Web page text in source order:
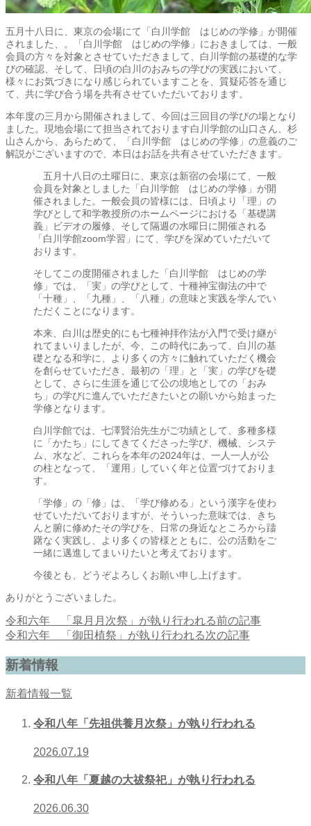
五月十八日に、東京の会場にて「白川学館 はじめの学修」が開催
されました、。「白川学館 はじめの学修」におきましては、一般
会員の方々を対象とさせていただきまして、白川学館の基礎的な学
びの確認、そして、日頃の白川のおみちの学びの実践において、
様々にお気づきになり感じられていますことを、質疑応答を通じ
て、共に学び合う場を共有させていただいております。
本年度の三月から開催されまして、今回は三回目の学びの場となり
ました。現地会場にて担当されております白川学館の山口さん、杉
山さんから、あらためて、「白川学館 はじめの学修」の意義のご
解説がございますので、本日はお話を共有させていただきます。
五月十八日の土曜日に、東京は新宿の会場にて、一般
会員を対象としました「白川学館 はじめの学修」が開
催されました。一般会員の皆様には、日頃より「理」の
学びとして和学教授所のホームページにおける「基礎講
義」ビデオの履修、そして隔週の水曜日に開催される
「白川学館zoom学習」にて、学びを深めていただいて
おります。
そしてこの度開催されました「白川学館 はじめの学
修」では、「実」の学びとして、十種神宝御法の中で
「十種」、「九種」、「八種」の意味と実践を学んでい
ただくことになります。
本来、白川は歴史的にも七種神拝作法が入門で受け継が
れてまいりましたが、今、この時代にあって、白川の基
礎となる和学に、より多くの方々に触れていただく機会
を創らせていただき、最初の「理」と「実」の学びを礎
として、さらに生涯を通じて公の境地としての「おみ
ち」の学びに進んでいただきたいとの願いから始まった
学修となります。
白川学館では、七澤賢治先生がご功績として、多種多様
に「かたち」にしてきてくださった学び、機械、システ
ム、水など、これらを本年の2024年は、一人一人が公
の柱となって、「運用」していく年と位置づけておりま
す。
「学修」の「修」は、「学び修める」という漢字を使わ
せていただいておりますが、そういった意味では、きち
んと腑に修めたその学びを、日常の身近なところから躊
躇なく実践し、より多くの皆様とともに、公の活動をご
一緒に邁進してまいりたいと考えております。
今後とも、どうぞよろしくお願い申し上げます。
ありがとうございました。
令和六年 「皐月月次祭」が執り行われる前の記事
令和六年 「御田植祭」が執り行われる次の記事
新着情報
新着情報一覧
令和八年「先祖供養月次祭」が執り行われる
2026.07.19
令和八年「夏越の大祓祭祀」が執り行われる
2026.06.30